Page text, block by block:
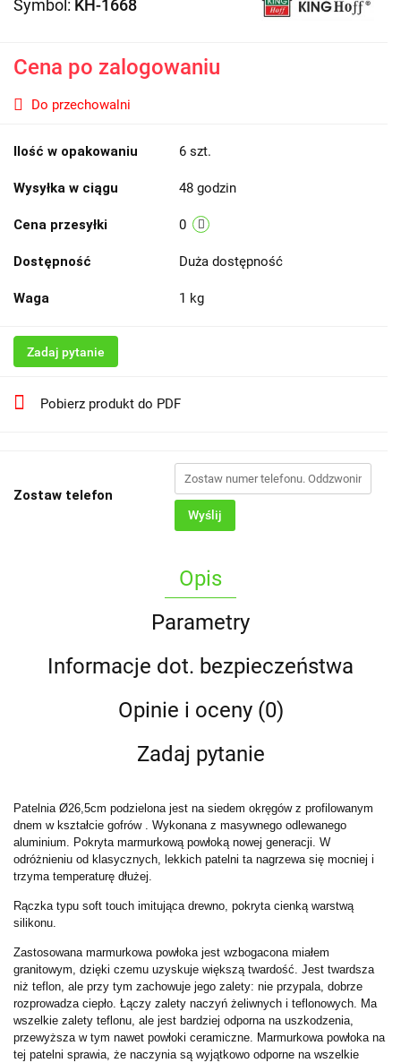
Symbol: KH-1668
Cena po zalogowaniu
Do przechowalni
Ilość w opakowaniu 6 szt.
Wysyłka w ciągu 48 godzin
Cena przesyłki 0
Dostępność Duża dostępność
Waga 1 kg
Zadaj pytanie
Pobierz produkt do PDF
Zostaw telefon
Wyślij
Opis
Parametry
Informacje dot. bezpieczeństwa
Opinie i oceny (0)
Zadaj pytanie
Patelnia Ø26,5cm podzielona jest na siedem okręgów z profilowanym
dnem w kształcie gofrów . Wykonana z masywnego odlewanego
aluminium. Pokryta marmurkową powłoką nowej generacji. W
odróżnieniu od klasycznych, lekkich patelni ta nagrzewa się mocniej i
trzyma temperaturę dłużej.
Rączka typu soft touch imitująca drewno, pokryta cienką warstwą
silikonu.
Zastosowana marmurkowa powłoka jest wzbogacona miałem
granitowym, dzięki czemu uzyskuje większą twardość. Jest twardsza
niż teflon, ale przy tym zachowuje jego zalety: nie przypala, dobrze
rozprowadza ciepło. Łączy zalety naczyń żeliwnych i teflonowych. Ma
wszelkie zalety teflonu, ale jest bardziej odporna na uszkodzenia,
przewyższa w tym nawet powłoki ceramiczne. Marmurkowa powłoka na
tej patelni sprawia, że naczynia są wyjątkowo odporne na wszelkie